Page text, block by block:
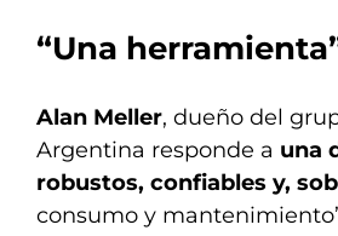
“Una
Alan Meller, dueño del
Argentina responde a una
robustos, confiables y,
consumo y